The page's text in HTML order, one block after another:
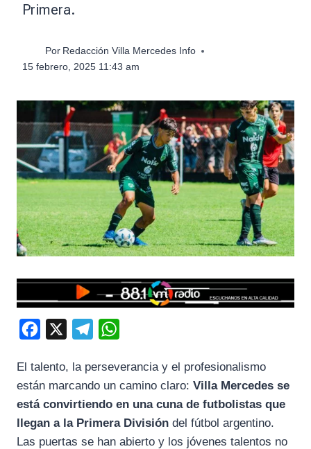
Primera.
Por Redacción Villa Mercedes Info
15 febrero, 2025 11:43 am
c
e
b
l
e
g
a
t
s
El talento, la perseverancia y el profesionalismo
están marcando un camino claro: Villa Mercedes se
está convirtiendo en una cuna de futbolistas que
llegan a la Primera División del fútbol argentino.
Las puertas se han abierto y los jóvenes talentos no